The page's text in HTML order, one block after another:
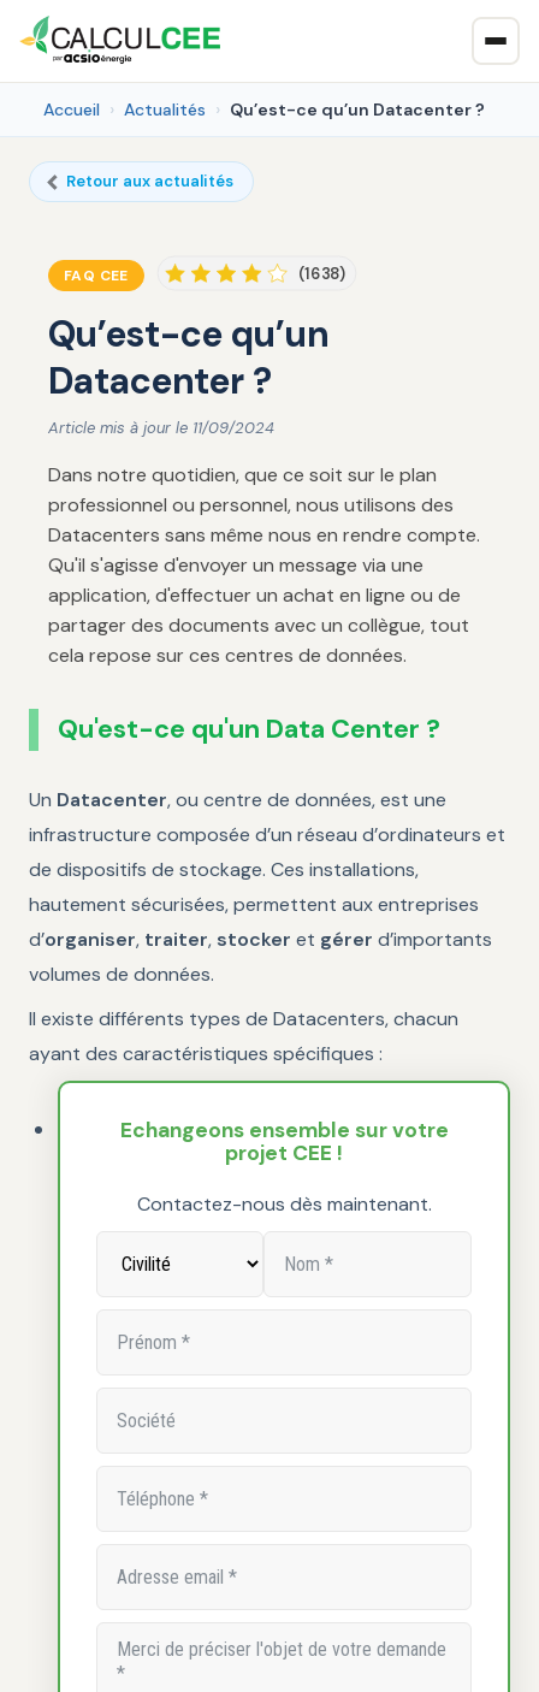
Accueil Actualités Qu’est-ce qu’un Datacenter ?
Retour aux actualités
FAQ CEE (1638)
Qu’est-ce qu’un
Datacenter ?
Article mis à jour le 11/09/2024
Dans notre quotidien, que ce soit sur le plan
professionnel ou personnel, nous utilisons des
Datacenters sans même nous en rendre compte.
Qu'il s'agisse d'envoyer un message via une
application, d'effectuer un achat en ligne ou de
partager des documents avec un collègue, tout
cela repose sur ces centres de données.
Qu'est-ce qu'un Data Center ?
Un Datacenter, ou centre de données, est une
infrastructure composée d’un réseau d’ordinateurs et
de dispositifs de stockage. Ces installations,
hautement sécurisées, permettent aux entreprises
d’organiser, traiter,stocker et gérer d’importants
volumes de données.
Il existe différents types de Datacenters, chacun
ayant des caractéristiques spécifiques :
Echangeons ensemble sur votre
projet CEE !
Contactez-nous dès maintenant.